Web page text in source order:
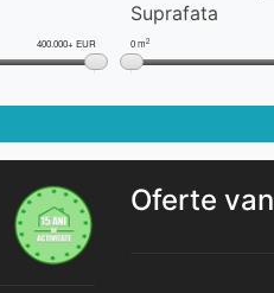
400.000+ EUR
Suprafata
0 m2
Oferte